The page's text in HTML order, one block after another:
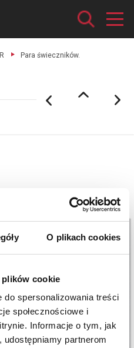
O plikach cookies
cookie
spersonalizowania treści
społecznościowe i
Informacje o tym, jak
partnerom
Para świeczników.